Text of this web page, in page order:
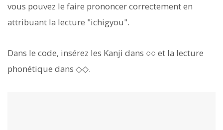
vous pouvez le faire prononcer correctement en
attribuant la lecture "ichigyou".
Dans le code, insérez les Kanji dans ○○ et la lecture
phonétique dans ◇◇.